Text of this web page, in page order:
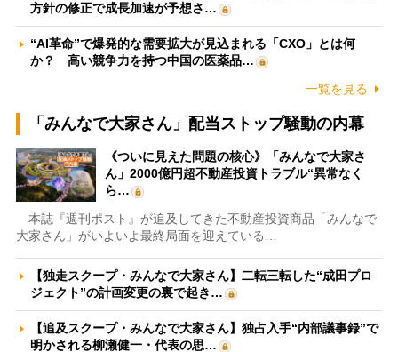
方針の修正で成長加速が予想さ…
“AI革命”で爆発的な需要拡大が見込まれる「CXO」とは何
か？ 高い競争力を持つ中国の医薬品…
一覧を見る
「みんなで大家さん」配当ストップ騒動の内幕
《ついに見えた問題の核心》「みんなで大家さ
ん」2000億円超不動産投資トラブル“異常なく
ら…
本誌『週刊ポスト』が追及してきた不動産投資商品「みんなで
大家さん」がいよいよ最終局面を迎えている…
【独走スクープ・みんなで大家さん】二転三転した“成田プロ
ジェクト”の計画変更の裏で起き…
【追及スクープ・みんなで大家さん】独占入手“内部議事録”で
明かされる柳瀬健一・代表の思…